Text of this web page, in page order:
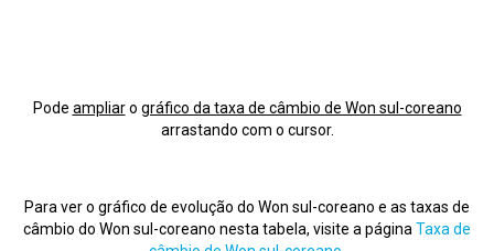
Pode ampliaro gráfico da taxa de câmbio de Won sul-coreano
arrastando com o cursor.
Para ver o gráfico de evolução do Won sul-coreano e as taxas de
câmbio do Won sul-coreano nesta tabela, visite a página Taxa de